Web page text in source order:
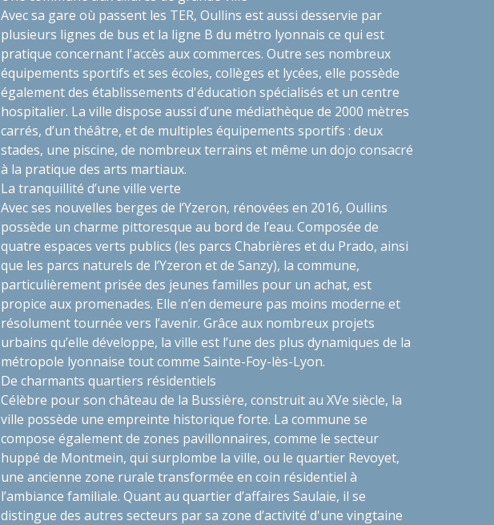
Avec sa gare où passent les TER, Oullins est aussi desservie par
plusieurs lignes de bus et la ligne B du métro lyonnais ce qui est
pratique concernant l'accès aux commerces. Outre ses nombreux
équipements sportifs et ses écoles, collèges et lycées, elle possède
également des établissements d'éducation spécialisés et un centre
hospitalier. La ville dispose aussi d’une médiathèque de 2000 mètres
carrés, d’un théâtre, et de multiples équipements sportifs : deux
stades, une piscine, de nombreux terrains et même un dojo consacré
à la pratique des arts martiaux.
La tranquillité d’une ville verte
Avec ses nouvelles berges de l’Yzeron, rénovées en 2016, Oullins
possède un charme pittoresque au bord de l’eau. Composée de
quatre espaces verts publics (les parcs Chabrières et du Prado, ainsi
que les parcs naturels de l’Yzeron et de Sanzy), la commune,
particulièrement prisée des jeunes familles pour un achat, est
propice aux promenades. Elle n’en demeure pas moins moderne et
résolument tournée vers l’avenir. Grâce aux nombreux projets
urbains qu’elle développe, la ville est l’une des plus dynamiques de la
métropole lyonnaise tout comme Sainte-Foy-lès-Lyon.
De charmants quartiers résidentiels
Célèbre pour son château de la Bussière, construit au XVe siècle, la
ville possède une empreinte historique forte. La commune se
compose également de zones pavillonnaires, comme le secteur
huppé de Montmein, qui surplombe la ville, ou le quartier Revoyet,
une ancienne zone rurale transformée en coin résidentiel à
l’ambiance familiale. Quant au quartier d’affaires Saulaie, il se
distingue des autres secteurs par sa zone d’activité d'une vingtaine